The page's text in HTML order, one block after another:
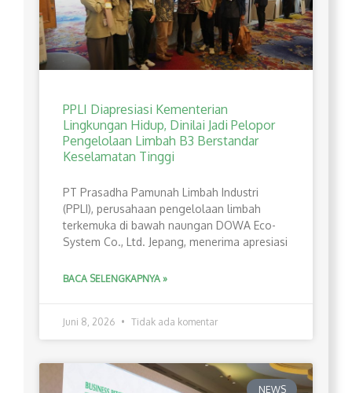
PPLI Diapresiasi Kementerian
Lingkungan Hidup, Dinilai Jadi Pelopor
Pengelolaan Limbah B3 Berstandar
Keselamatan Tinggi
PT Prasadha Pamunah Limbah Industri
(PPLI), perusahaan pengelolaan limbah
terkemuka di bawah naungan DOWA Eco-
System Co., Ltd. Jepang, menerima apresiasi
BACA SELENGKAPNYA »
Juni 8, 2026 Tidak ada komentar
NEWS